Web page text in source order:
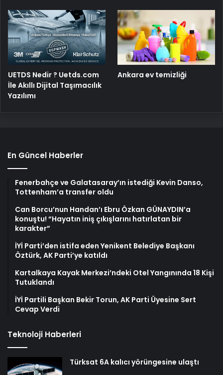
UETDS Nedir ? Uetds.com
İle Akıllı Dijital Taşımacılık
Yazılımı
Ankara ev temizliği
En Güncel Haberler
Fenerbahçe ve Galatasaray’ın istediği Kevin Danso,
Tottenham’a transfer oldu
Can Borcu’nun Handan’ı Ebru Özkan GÜNAYDIN’a
konuştu! “Hayatın iniş çıkışlarını hatırlatan bir
karakter”
İYİ Parti’den istifa eden Yenikent Belediye Başkanı
Öztürk, AK Parti’ye katıldı
Kartalkaya Kayak Merkezi’ndeki Otel Yangınında 18 Kişi
Tutuklandı
İYİ Partili Başkan Bekir Torun, AK Parti Üyesine Sert
Cevap Verdi
Teknoloji Haberleri
Türksat 6A kalıcı yörüngesine ulaştı